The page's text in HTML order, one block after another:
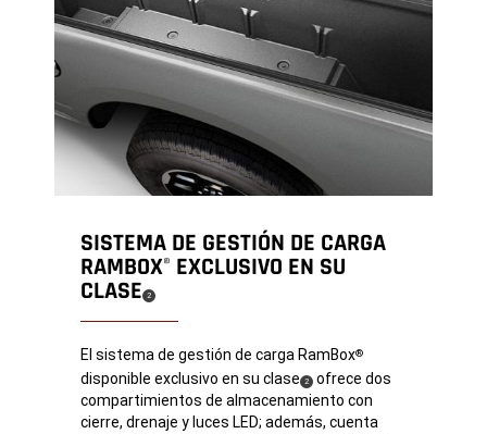
SISTEMA DE GESTIÓN DE CARGA
RAMBOX® EXCLUSIVO EN SU
CLASE (
Disclosure
2)
El sistema de gestión de carga RamBox®
disponible exclusivo en su clase (
Disclosure
2) ofrece dos
compartimientos de almacenamiento con
cierre, drenaje y luces LED; además, cuenta